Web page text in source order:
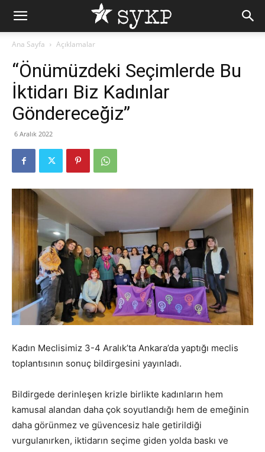
Ana Sayfa Açıklamalar
“Önümüzdeki Seçimlerde Bu
İktidarı Biz Kadınlar
Göndereceğiz”
6 Aralık 2022
Kadın Meclisimiz 3-4 Aralık’ta Ankara’da yaptığı meclis
toplantısının sonuç bildirgesini yayınladı.
Bildirgede derinleşen krizle birlikte kadınların hem
kamusal alandan daha çok soyutlandığı hem de emeğinin
daha görünmez ve güvencesiz hale getirildiği
vurgulanırken, iktidarın seçime giden yolda baskı ve